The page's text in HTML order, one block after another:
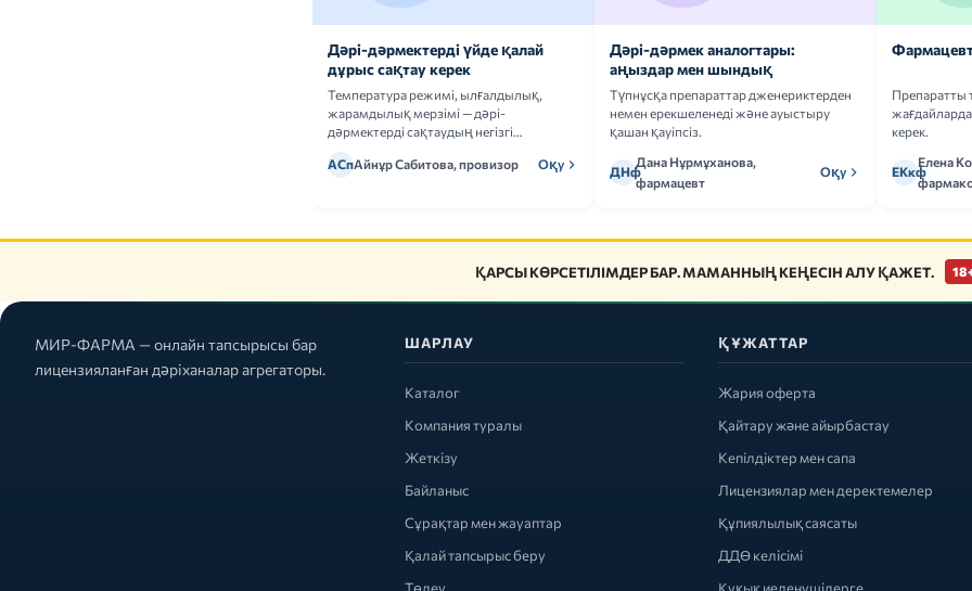
Дәрі-дәрмектерді үйде қалай
дұрыс сақтау керек
Температура режимі, ылғалдылық,
жарамдылық мерзімі — дәрі-
дәрмектерді сақтаудың негізгі
АСпАйнұр Сабитова, провизор Оқу
Дәрі-дәрмек аналогтары:
аңыздар мен шындық
Түпнұсқа препараттар дженериктерден
немен ерекшеленеді және ауыстыру
қашан қауіпсіз.
ДНф
Дана Нұрмұханова,
фармацевт
Оқу
Препаратты
жағдайларда
керек.
ЕКкф
Елена
ҚАРСЫ КӨРСЕТІЛІМДЕР БАР. МАМАННЫҢ КЕҢЕСІН АЛУ ҚАЖЕТ.
МИР-ФАРМА — онлайн тапсырысы бар
лицензияланған дәріханалар агрегаторы.
ШАРЛАУ
Каталог
Компания туралы
Жеткізу
Байланыс
Сұрақтар мен жауаптар
Қалай тапсырыс беру
Төлеу
ҚҰЖАТТАР
Жария оферта
Қайтару және айырбастау
Кепілдіктер мен сапа
Лицензиялар мен деректемелер
Құпиялылық саясаты
ДДӨ келісімі
Құқық иеленушілерге